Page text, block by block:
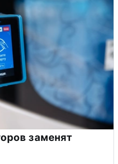
заменят